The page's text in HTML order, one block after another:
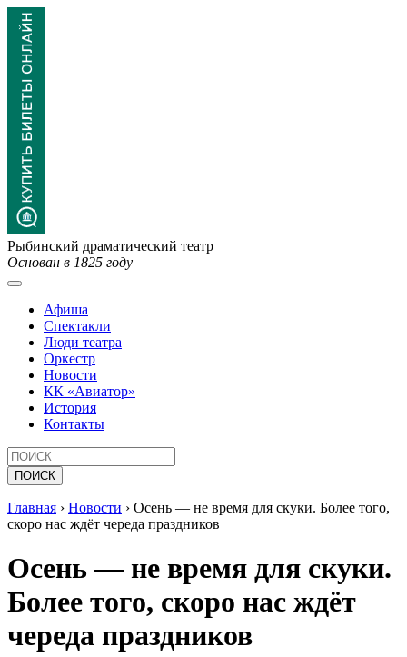
Рыбинский драматический театр
Основан в 1825 году
Афиша
Спектакли
Люди театра
Оркестр
Новости
КК «Авиатор»
История
Контакты
Главная › Новости › Осень — не время для скуки. Более того,
скоро нас ждёт череда праздников
Осень — не время для скуки.
Более того, скоро нас ждёт
череда праздников